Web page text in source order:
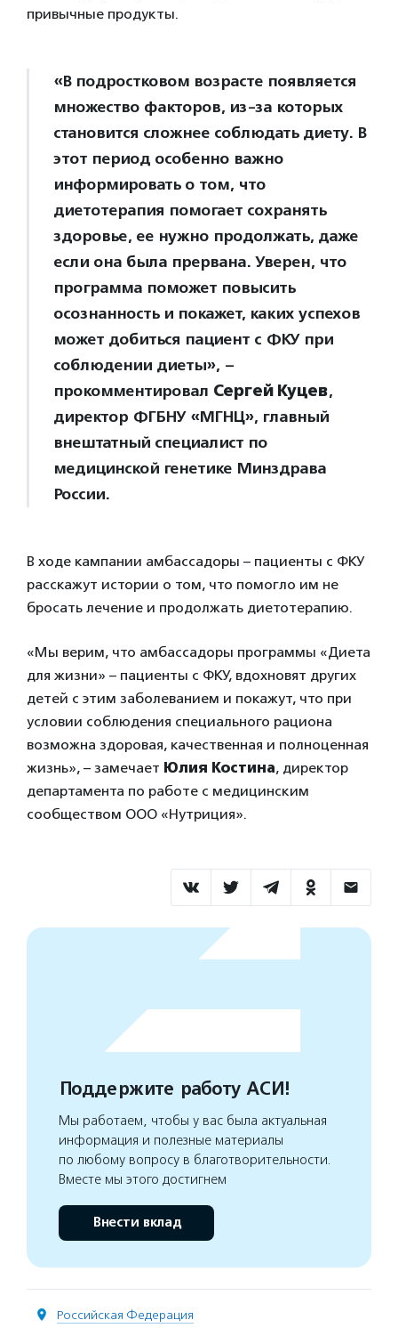
привычные продукты.
«В подростковом возрасте появляется
множество факторов, из-за которых
становится сложнее соблюдать диету. В
этот период особенно важно
информировать о том, что
диетотерапия помогает сохранять
здоровье, ее нужно продолжать, даже
если она была прервана. Уверен, что
программа поможет повысить
осознанность и покажет, каких успехов
может добиться пациент с ФКУ при
соблюдении диеты», –
прокомментировал Сергей Куцев,
директор ФГБНУ «МГНЦ», главный
внештатный специалист по
медицинской генетике Минздрава
России.
В ходе кампании амбассадоры – пациенты с ФКУ
расскажут истории о том, что помогло им не
бросать лечение и продолжать диетотерапию.
«Мы верим, что амбассадоры программы «Диета
для жизни» – пациенты с ФКУ, вдохновят других
детей с этим заболеванием и покажут, что при
условии соблюдения специального рациона
возможна здоровая, качественная и полноценная
жизнь», – замечает Юлия Костина, директор
департамента по работе с медицинским
сообществом ООО «Нутриция».
Поддержите работу АСИ!
Мы работаем, чтобы у вас была актуальная
информация и полезные материалы
по любому вопросу в благотворительности.
Вместе мы этого достигнем
Внести вклад
Российская Федерация